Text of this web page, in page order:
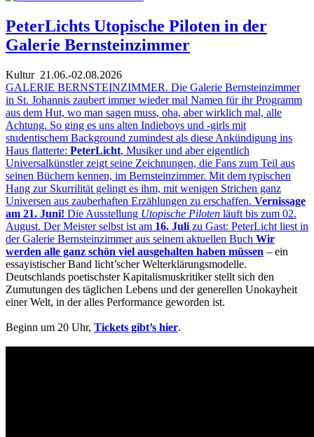
PeterLichts Utopische Piloten in der
Galerie Bernsteinzimmer
Kultur21.06.-02.08.2026
GALERIE BERNSTEINZIMMER. Die Galerie Bernsteinzimmer
in St. Johannis zaubert immer wieder mal Namen für ihr Programm
aus dem Hut, wo man sagen muss, oha, aber wirklich mal, alle
Achtung. So ging es uns alten Indieboys und -girls mit
studentischem Background zumindest als diese Ankündigung ins
Haus flatterte: PeterLicht, Musiker und aber eigentlich
Universalkünstler zeigt seine Zeichnungen, die Fans zum Teil aus
seinen Büchern kennen, im Bernsteinzimmer. Mit dem typischen
Hang zur Skurrilität gelingt es ihm, mit wenigen Strichen ganz
Universen aus zauberhaften Erzählungen zu erschaffen. Vernissage
am 21. Juni! Die Ausstellung Utopische Piloten läuft bis zum 02.
August. Der Meister selbst ist am 16. Juli zu Gast: PeterLicht liest in
der Galerie Bernsteinzimmer aus seinem aktuellen Buch Wir
werden alle ganz schön viel ausgehalten haben müssen – ein
essayistischer Band licht’scher Welterklärungsmodelle.
Deutschlands poetischster Kapitalismuskritiker stellt sich den
Zumutungen des täglichen Lebens und der generellen Unokayheit
einer Welt, in der alles Performance geworden ist.
Beginn um 20 Uhr, Tickets gibt’s hier.